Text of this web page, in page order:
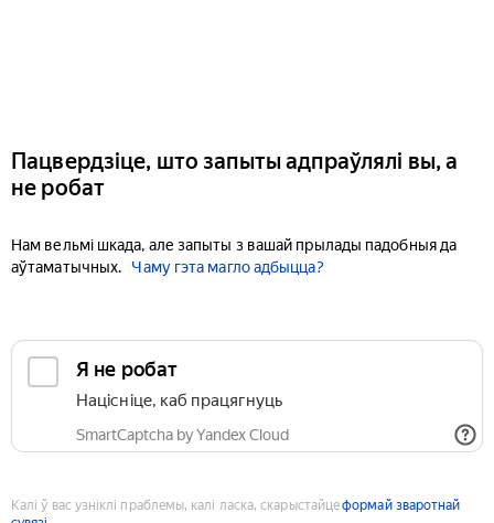
Пацвердзіце, што запыты адпраўлялі вы, а
не робат
Нам вельмі шкада, але запыты з вашай прылады падобныя да
аўтаматычных.
Чаму гэта магло адбыцца?
Я не робат
Націсніце, каб працягнуць
SmartCaptcha by Yandex Cloud
Калі ў вас узніклі праблемы, калі ласка, скарыстайцеформай зваротнай